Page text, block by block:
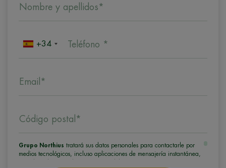
Nombre y apellidos*
+34 Teléfono *
Email*
Código postal*
Grupo Northius tratará sus datos personales para contactarle por
medios tecnológicos, incluso aplicaciones de mensajería instantánea,